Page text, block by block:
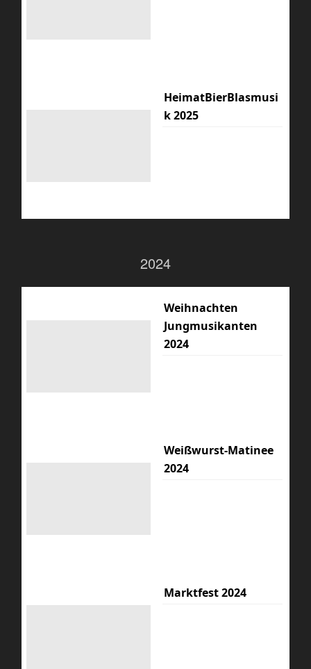
HeimatBierBlasmusi
k 2025
2024
Weihnachten
Jungmusikanten
2024
Weißwurst-Matinee
2024
Marktfest 2024